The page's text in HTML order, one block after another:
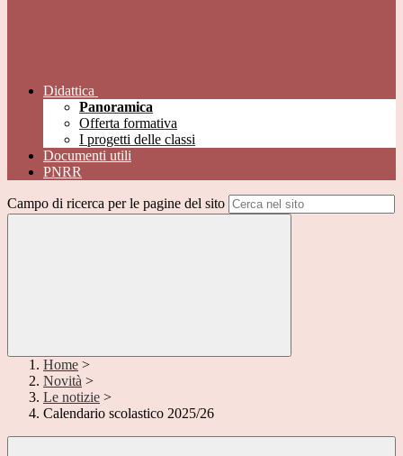
Didattica
Panoramica
Offerta formativa
I progetti delle classi
Documenti utili
PNRR
Campo di ricerca per le pagine del sito
Home >
Novità >
Le notizie >
Calendario scolastico 2025/26